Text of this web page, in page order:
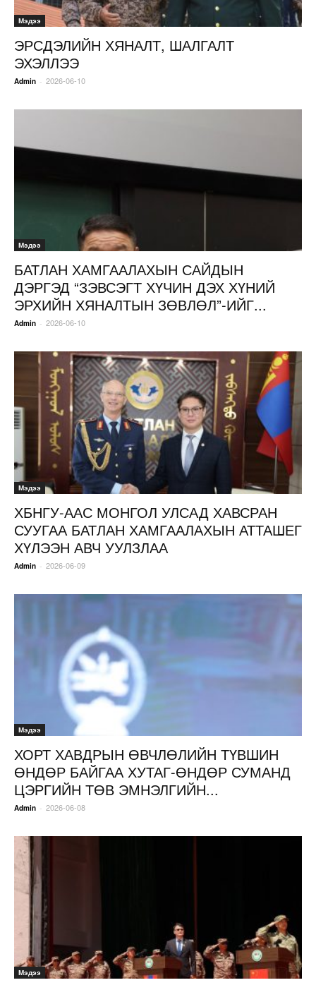
Мэдээ
ЭРСДЭЛИЙН ХЯНАЛТ, ШАЛГАЛТ
ЭХЭЛЛЭЭ
Admin - 2026-06-10
Мэдээ
БАТЛАН ХАМГААЛАХЫН САЙДЫН
ДЭРГЭД “ЗЭВСЭГТ ХҮЧИН ДЭХ ХҮНИЙ
ЭРХИЙН ХЯНАЛТЫН ЗӨВЛӨЛ”-ИЙГ...
Admin - 2026-06-10
Мэдээ
ХБНГУ-ААС МОНГОЛ УЛСАД ХАВСРАН
СУУГАА БАТЛАН ХАМГААЛАХЫН АТТАШЕГ
ХҮЛЭЭН АВЧ УУЛЗЛАА
Admin - 2026-06-09
Мэдээ
ХОРТ ХАВДРЫН ӨВЧЛӨЛИЙН ТҮВШИН
ӨНДӨР БАЙГАА ХУТАГ-ӨНДӨР СУМАНД
ЦЭРГИЙН ТӨВ ЭМНЭЛГИЙН...
Admin - 2026-06-08
Мэдээ